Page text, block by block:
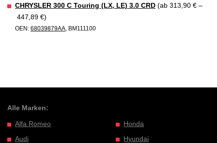
CHRYSLER 300 C Touring (LX, LE) 3.0 CRD (ab 313,90 € –
447,89 €)
OEN: 68039879AA , BM111100
Alle Marken:
Alfa Romeo
Audi
Honda
Hyundai